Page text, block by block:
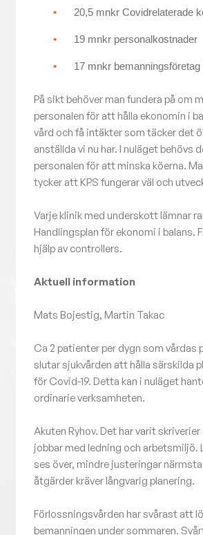
20,5 mnkr Covidrelaterade
19 mnkr personalkostnader
17 mnkr bemanningsföretag
På sikt behöver man fundera på om
personalen för att hålla ekonomin i
vård och få intäkter som täcker det
anställda vi nu har. I nuläget behövs
personalen för att minska köerna.
tycker att KPS fungerar väl och
Varje klinik med underskott lämnar
Handlingsplan för ekonomi i balans.
hjälp av controllers.
Aktuell information
Mats Bojestig, Martin Takac
Ca 2 patienter per dygn som vårdas
slutar sjukvården att hålla särskilda
för Covid-19. Detta kan i nuläget
ordinarie verksamheten.
Akuten Ryhov. Det har varit skriverier
jobbar med ledning och arbetsmiljö.
ses över, mindre justeringar
åtgärder kräver långvarig planering.
Förlossningsvården har svårast att
bemanningen under sommaren.